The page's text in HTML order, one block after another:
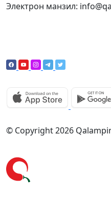
Электрон манзил:
© Copyright 2026